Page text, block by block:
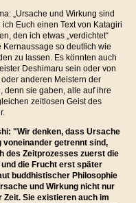
„Ursache und Wirkung sind
ich Euch einen Text von Katagiri
den ich etwas „verdichtet“
Kernaussage so deutlich wie
zu lassen. Es könnten auch
Deshimaru sein oder von
anderen Meistern der
denn sie gaben, alle auf ihre
zeitlosen Geist des
"Wir denken, dass Ursache
voneinander getrennt sind,
des Zeitprozesses zuerst die
und die Frucht erst später
buddhistischer Philosophie
und Wirkung nicht nur
Zeit. Sie existieren auch im